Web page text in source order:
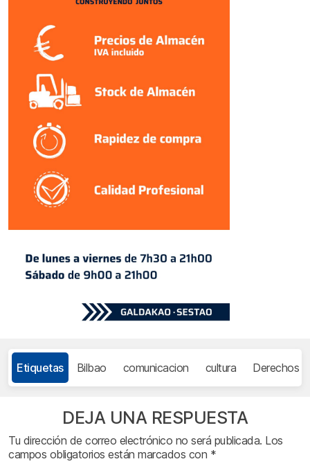
Etiquetas Bilbao comunicacion cultura Derechos
DEJA UNA RESPUESTA
Tu dirección de correo electrónico no será publicada. Los
campos obligatorios están marcados con *